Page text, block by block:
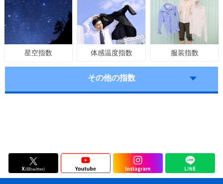
星空指数 体感温度指数 服装指数
その他の指数